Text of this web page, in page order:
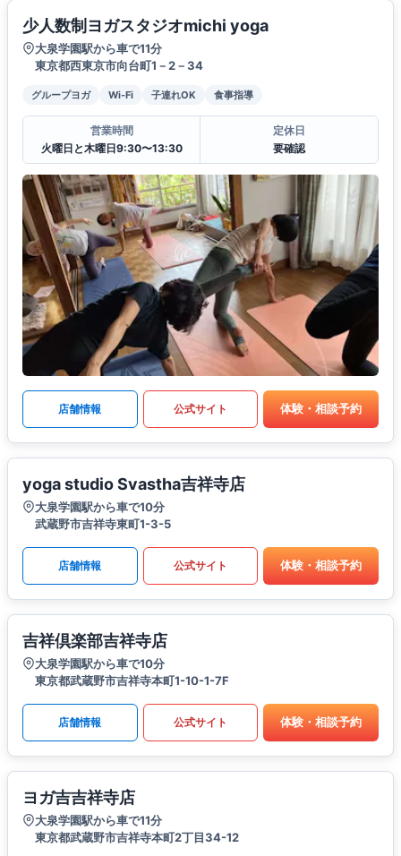
少人数制ヨガスタジオmichi yoga
大泉学園駅から車で11分
東京都西東京市向台町1－2－34
グループヨガ Wi-Fi 子連れOK 食事指導
営業時間
火曜日と木曜日9:30〜13:30
定休日
要確認
店舗情報 公式サイト 体験・相談予約
yoga studio Svastha吉祥寺店
大泉学園駅から車で10分
武蔵野市吉祥寺東町1-3-5
店舗情報 公式サイト 体験・相談予約
吉祥倶楽部吉祥寺店
大泉学園駅から車で10分
東京都武蔵野市吉祥寺本町1-10-1-7F
店舗情報 公式サイト 体験・相談予約
ヨガ吉吉祥寺店
大泉学園駅から車で11分
東京都武蔵野市吉祥寺本町2丁目34-12